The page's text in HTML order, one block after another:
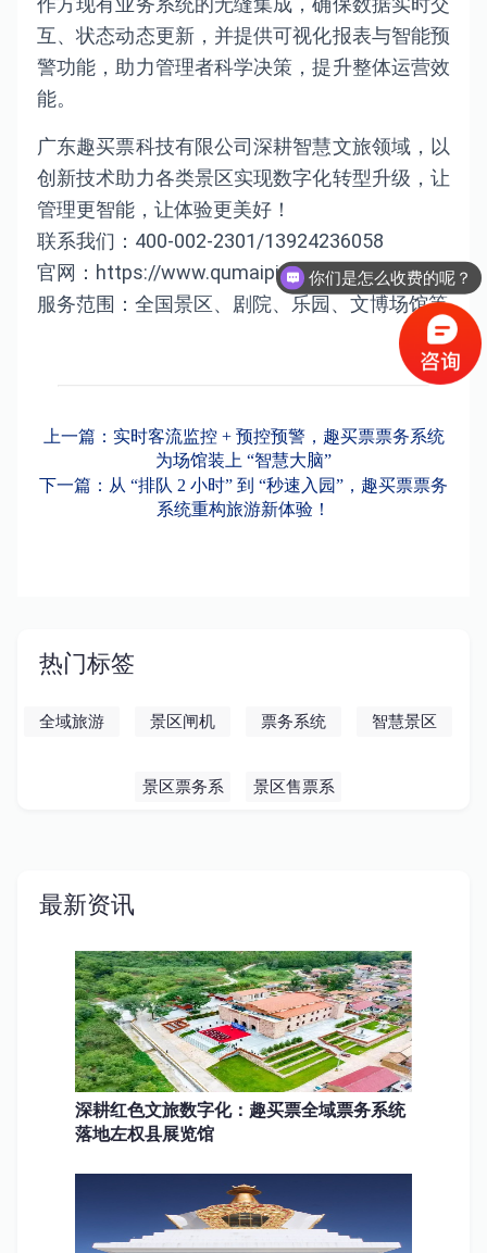
互、状态动态更新，并提供可视化报表与智能预
警功能，助力管理者科学决策，提升整体运营效
能。
广东趣买票科技有限公司深耕智慧文旅领域，以
创新技术助力各类景区实现数字化转型升级，让
管理更智能，让体验更美好！
联系我们：400-002-2301/13924236058
官网：https://www.qumaipiao.net/
服务范围：全国景区、剧院、乐园、文博场馆等
上一篇：实时客流监控 + 预控预警，趣买票票务系统
为场馆装上 “智慧大脑”
下一篇：从 “排队 2 小时” 到 “秒速入园”，趣买票票务
系统重构旅游新体验！
热门标签
全域旅游 景区闸机 票务系统 智慧景区
景区票务系
景区售票系
最新资讯
深耕红色文旅数字化：趣买票全域票务系统
落地左权县展览馆
你们是怎么收费的呢？